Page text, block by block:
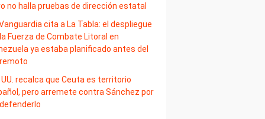
no halla pruebas de dirección estatal
cita a La Tabla: el despliegue
Fuerza de Combate Litoral en
ya estaba planificado antes del
UU. recalca que Ceuta es territorio
pero arremete contra Sánchez por